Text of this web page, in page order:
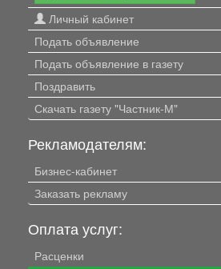
Личный кабинет
Подать объявление
Подать объявление в газету
Поздравить
Скачать газету "Частник-М"
Рекламодателям:
Бизнес-кабинет
Заказать рекламу
Оплата услуг:
Расценки